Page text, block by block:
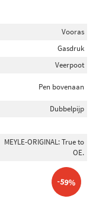
Vooras
Gasdruk
Veerpoot
Pen bovenaan
Dubbelpijp
MEYLE-ORIGINAL: True to
OE.
-59%